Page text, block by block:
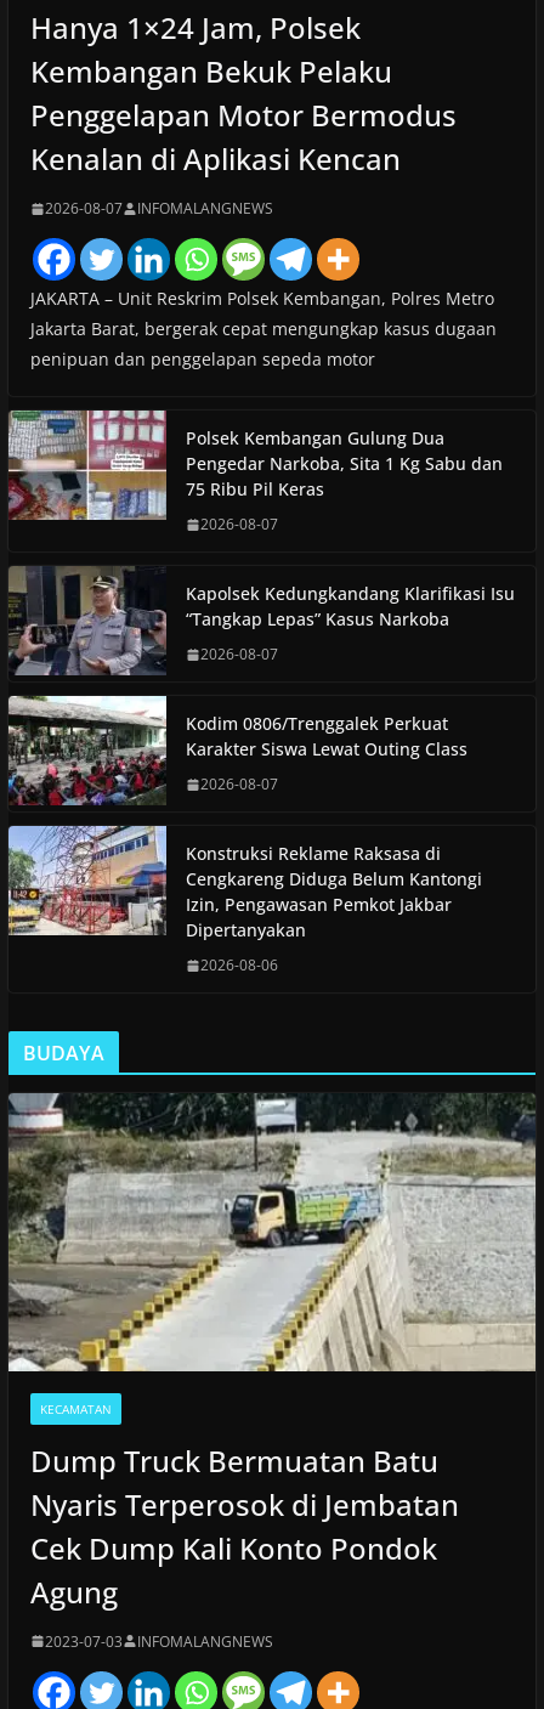
Hanya 1×24 Jam, Polsek
Kembangan Bekuk Pelaku
Penggelapan Motor Bermodus
Kenalan di Aplikasi Kencan
2026-08-07 INFOMALANGNEWS
JAKARTA – Unit Reskrim Polsek Kembangan, Polres Metro
Jakarta Barat, bergerak cepat mengungkap kasus dugaan
penipuan dan penggelapan sepeda motor
Polsek Kembangan Gulung Dua
Pengedar Narkoba, Sita 1 Kg Sabu dan
75 Ribu Pil Keras
2026-08-07
Kapolsek Kedungkandang Klarifikasi Isu
“Tangkap Lepas” Kasus Narkoba
2026-08-07
Kodim 0806/Trenggalek Perkuat
Karakter Siswa Lewat Outing Class
2026-08-07
Konstruksi Reklame Raksasa di
Cengkareng Diduga Belum Kantongi
Izin, Pengawasan Pemkot Jakbar
Dipertanyakan
2026-08-06
BUDAYA
KECAMATAN
Dump Truck Bermuatan Batu
Nyaris Terperosok di Jembatan
Cek Dump Kali Konto Pondok
Agung
2023-07-03 INFOMALANGNEWS